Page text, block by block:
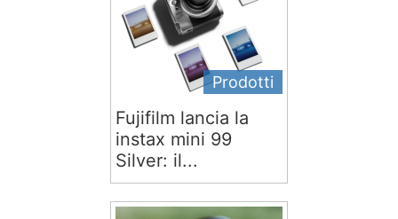
Prodotti
Fujifilm lancia la
instax mini 99
Silver: il...